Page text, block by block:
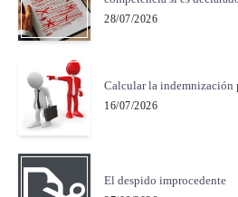
28/07/2026
Calcular la indemnización
16/07/2026
El despido improcedente